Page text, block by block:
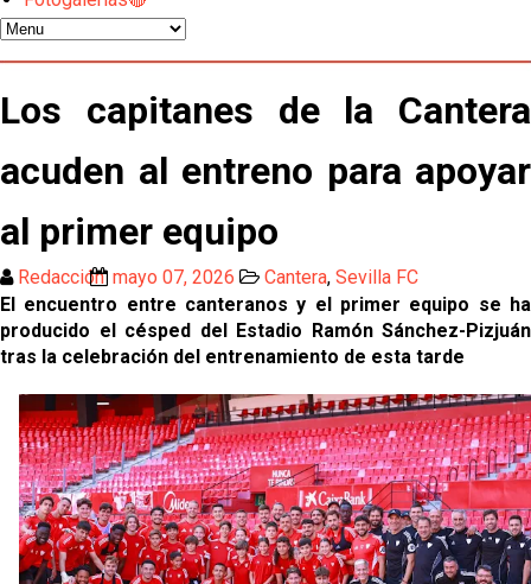
Djibril Sow pone rumbo a Italia para firmar su nuevo
contrato con el Genoa
Kochorashvili, seria opción para reforzar el centro
del campo sevillista
Sow muy cerca de cerrar su traspaso al Genoa
Oso es el siguiente en la lista para salir
El Sevilla FC oficializa la cesión de Rafa Mir al Aris
de Salónica
Juanlu se marcha traspasado al Bournemouth
Emery quiere pescar en el Atleti , el Villareal ya
tiene nuevo portero y el Getafe mueve ficha... Las
últimas novedades del mercado de La Liga
Vargas y Sow se incorporan al grupo en la sesión
del martes
Los capitanes de la Cantera
acuden al entreno para apoyar
al primer equipo
Redacción mayo 07, 2026 Cantera, Sevilla FC
El encuentro entre canteranos y el primer equipo se ha
producido el césped del Estadio Ramón Sánchez-Pizjuán
tras la celebración del entrenamiento de esta tarde